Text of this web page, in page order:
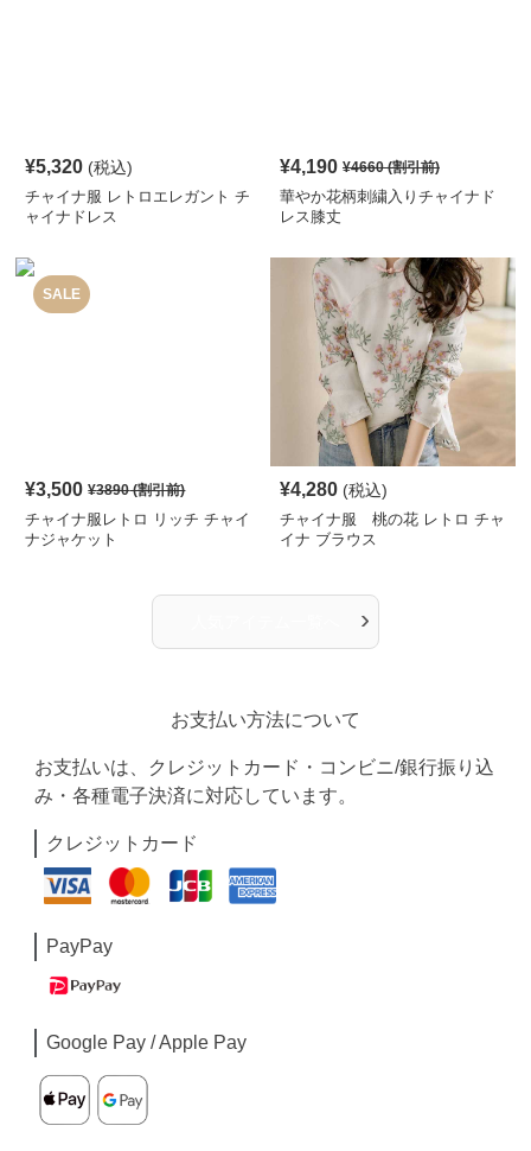
¥5,320 (税込)
チャイナ服 レトロエレガント チ
ャイナドレス
¥4,190 ¥4660(割引前)
華やか花柄刺繍入りチャイナド
レス膝丈
SALE
¥3,500 ¥3890(割引前)
チャイナ服レトロ リッチ チャイ
ナジャケット
¥4,280 (税込)
チャイナ服 桃の花 レトロ チャ
イナ ブラウス
›
お支払い方法について
お支払いは、クレジットカード・コンビニ/銀行振り込
み・各種電子決済に対応しています。
クレジットカード
PayPay
Google Pay / Apple Pay